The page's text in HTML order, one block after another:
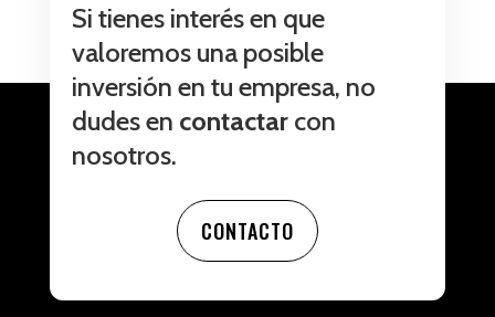
Si tienes interés en que
valoremos una posible
inversión en tu empresa, no
dudes en contactar con
nosotros.
CONTACTO